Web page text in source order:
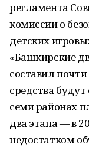
регламента
комиссии о
детских
«Башкирские
составил
средства
семи районах
два этапа — в
недостатком